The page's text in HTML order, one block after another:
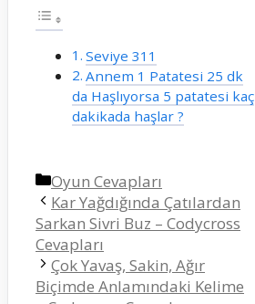
Seviye 311
Annem 1 Patatesi 25 dk
da Haşlıyorsa 5 patatesi kaç
dakikada haşlar ?
Kategoriler
Oyun Cevapları
Kar Yağdığında Çatılardan
Sarkan Sivri Buz – Codycross
Cevapları
Çok Yavaş, Sakin, Ağır
Biçimde Anlamındaki Kelime